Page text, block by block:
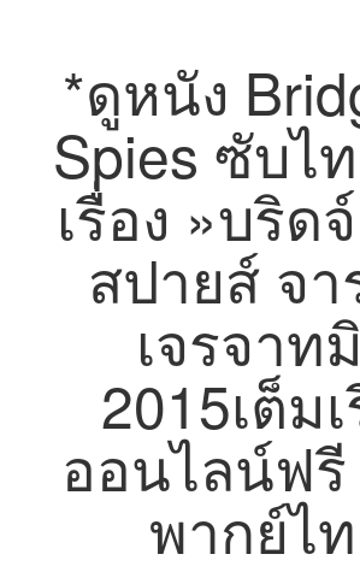
*ดูหนัง
Spies ซับไ
เรื่อง »บริด
สปายส์ จ
เจรจาท
2015เต็ม
ออนไลน์ฟรี
พากย์ไ